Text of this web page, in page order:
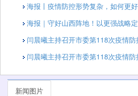
海报丨疫情防控形势复杂，如何更
海报｜守好山西阵地！以更强战略
闫晨曦主持召开市委第118次疫情防
闫晨曦主持召开市委第118次疫情防
新闻图片